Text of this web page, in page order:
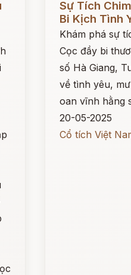
Sự Tích
Bi Kịch Tình
Khám phá sự
Cọc đầy bi
số Hà Giang,
về tình yêu,
oan vĩnh hằng
20-05-2025
Cổ tích Việt